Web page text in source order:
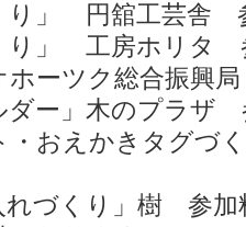
り」 円舘工芸舎
り」 工房ホリタ
ホーツク総合振興
ダー」木のプラザ
・おえかきタグ
れづくり」樹 参加